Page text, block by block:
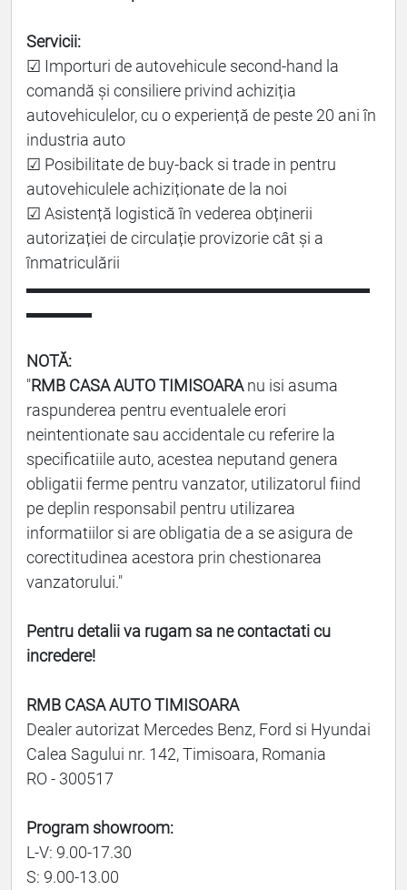
Servicii:
☑ Importuri de autovehicule second-hand la
comandă și consiliere privind achiziția
autovehiculelor, cu o experiență de peste 20 ani în
industria auto
☑ Posibilitate de buy-back si trade in pentru
autovehiculele achiziționate de la noi
☑ Asistență logistică în vederea obținerii
autorizației de circulație provizorie cât și a
înmatriculării
▬▬▬▬▬▬▬▬▬▬▬▬▬▬▬▬▬▬▬▬▬
▬▬▬▬
NOTĂ:
"RMB CASA AUTO TIMISOARAnu isi asuma
raspunderea pentru eventualele erori
neintentionate sau accidentale cu referire la
specificatiile auto, acestea neputand genera
obligatii ferme pentru vanzator, utilizatorul fiind
pe deplin responsabil pentru utilizarea
informatiilor si are obligatia de a se asigura de
corectitudinea acestora prin chestionarea
vanzatorului."
Pentru detalii va rugam sa ne contactati cu
incredere!
RMB CASA AUTO TIMISOARA
Dealer autorizat Mercedes Benz, Ford si Hyundai
Calea Sagului nr. 142, Timisoara, Romania
RO - 300517
Program showroom:
L-V: 9.00-17.30
S: 9.00-13.00